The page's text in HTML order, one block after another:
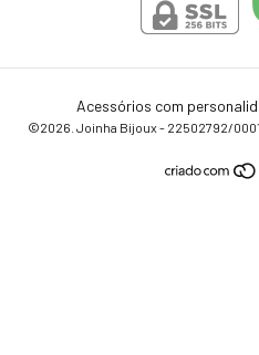
Acessórios com
©2026. Joinha Bijoux - 22502792/